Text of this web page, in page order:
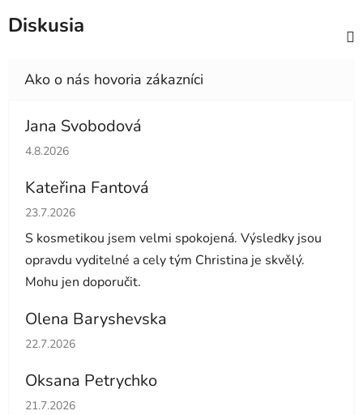
Diskusia
Jana Svobodová
Hodnotenie obchodu je 5 z 5 hviezdičiek.
4.8.2026
Kateřina Fantová
Hodnotenie obchodu je 5 z 5 hviezdičiek.
23.7.2026
S kosmetikou jsem velmi spokojená. Výsledky jsou
opravdu vyditelné a cely tým Christina je skvělý.
Mohu jen doporučit.
Olena Baryshevska
Hodnotenie obchodu je 5 z 5 hviezdičiek.
22.7.2026
Oksana Petrychko
Hodnotenie obchodu je 5 z 5 hviezdičiek.
21.7.2026